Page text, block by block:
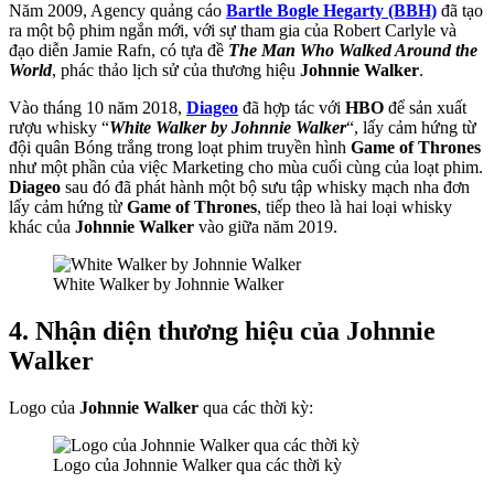
Năm 2009, Agency quảng cáo Bartle Bogle Hegarty (BBH) đã tạo
ra một bộ phim ngắn mới, với sự tham gia của Robert Carlyle và
đạo diễn Jamie Rafn, có tựa đề The Man Who Walked Around the
World, phác thảo lịch sử của thương hiệu Johnnie Walker.
Vào tháng 10 năm 2018, Diageo đã hợp tác với HBO để sản xuất
rượu whisky “White Walker by Johnnie Walker“, lấy cảm hứng từ
đội quân Bóng trắng trong loạt phim truyền hình Game of Thrones
như một phần của việc Marketing cho mùa cuối cùng của loạt phim.
Diageo sau đó đã phát hành một bộ sưu tập whisky mạch nha đơn
lấy cảm hứng từ Game of Thrones, tiếp theo là hai loại whisky
khác của Johnnie Walker vào giữa năm 2019.
White Walker by Johnnie Walker
4. Nhận diện thương hiệu của Johnnie
Walker
Logo của Johnnie Walker qua các thời kỳ:
Logo của Johnnie Walker qua các thời kỳ